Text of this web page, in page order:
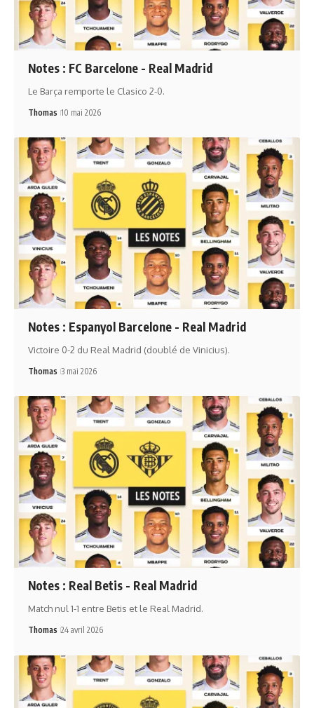
Notes : FC Barcelone - Real Madrid
Le Barça remporte le Clasico 2-0.
Thomas 10 mai 2026
Notes : Espanyol Barcelone - Real Madrid
Victoire 0-2 du Real Madrid (doublé de Vinicius).
Thomas 3 mai 2026
Notes : Real Betis - Real Madrid
Match nul 1-1 entre Betis et le Real Madrid.
Thomas 24 avril 2026